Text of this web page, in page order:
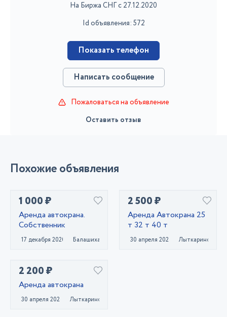
На Биржа СНГ с 27.12.2020
Id объявления: 572
Показать телефон
Написать сообщение
Пожаловаться на объявление
Оставить отзыв
Похожие объявления
1 000 ₽
Аренда автокрана.
Собственник
17 декабря 2020 Балашиха
2 500 ₽
Аренда Автокрана 25
т 32 т 40 т
30 апреля 2023 Лыткарино
2 200 ₽
Аренда автокрана
30 апреля 2023 Лыткарино